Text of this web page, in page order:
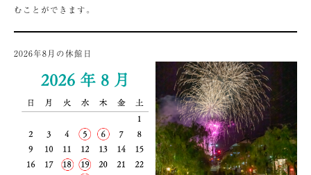
むことができます。
2026年8月の休館日